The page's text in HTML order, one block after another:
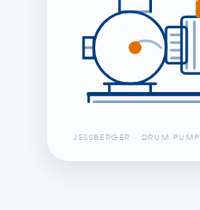
JESSBERGER · DRUM PUMP